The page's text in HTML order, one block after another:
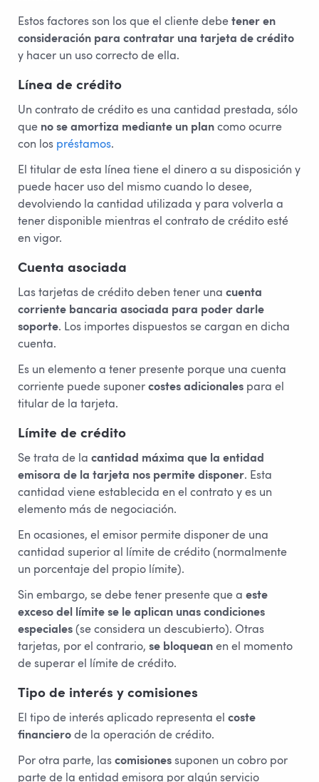
Estos factores son los que el cliente debe tener en
consideración para contratar una tarjeta de crédito
y hacer un uso correcto de ella.
Línea de crédito
Un contrato de crédito es una cantidad prestada, sólo
que no se amortiza mediante un plan como ocurre
con los préstamos.
El titular de esta línea tiene el dinero a su disposición y
puede hacer uso del mismo cuando lo desee,
devolviendo la cantidad utilizada y para volverla a
tener disponible mientras el contrato de crédito esté
en vigor.
Cuenta asociada
Las tarjetas de crédito deben tener una cuenta
corriente bancaria asociada para poder darle
soporte. Los importes dispuestos se cargan en dicha
cuenta.
Es un elemento a tener presente porque una cuenta
corriente puede suponer costes adicionales para el
titular de la tarjeta.
Límite de crédito
Se trata de la cantidad máxima que la entidad
emisora de la tarjeta nos permite disponer. Esta
cantidad viene establecida en el contrato y es un
elemento más de negociación.
En ocasiones, el emisor permite disponer de una
cantidad superior al límite de crédito (normalmente
un porcentaje del propio límite).
Sin embargo, se debe tener presente que a este
exceso del límite se le aplican unas condiciones
especiales (se considera un descubierto). Otras
tarjetas, por el contrario, se bloquean en el momento
de superar el límite de crédito.
Tipo de interés y comisiones
El tipo de interés aplicado representa el coste
financiero de la operación de crédito.
Por otra parte, las comisiones suponen un cobro por
parte de la entidad emisora por algún servicio